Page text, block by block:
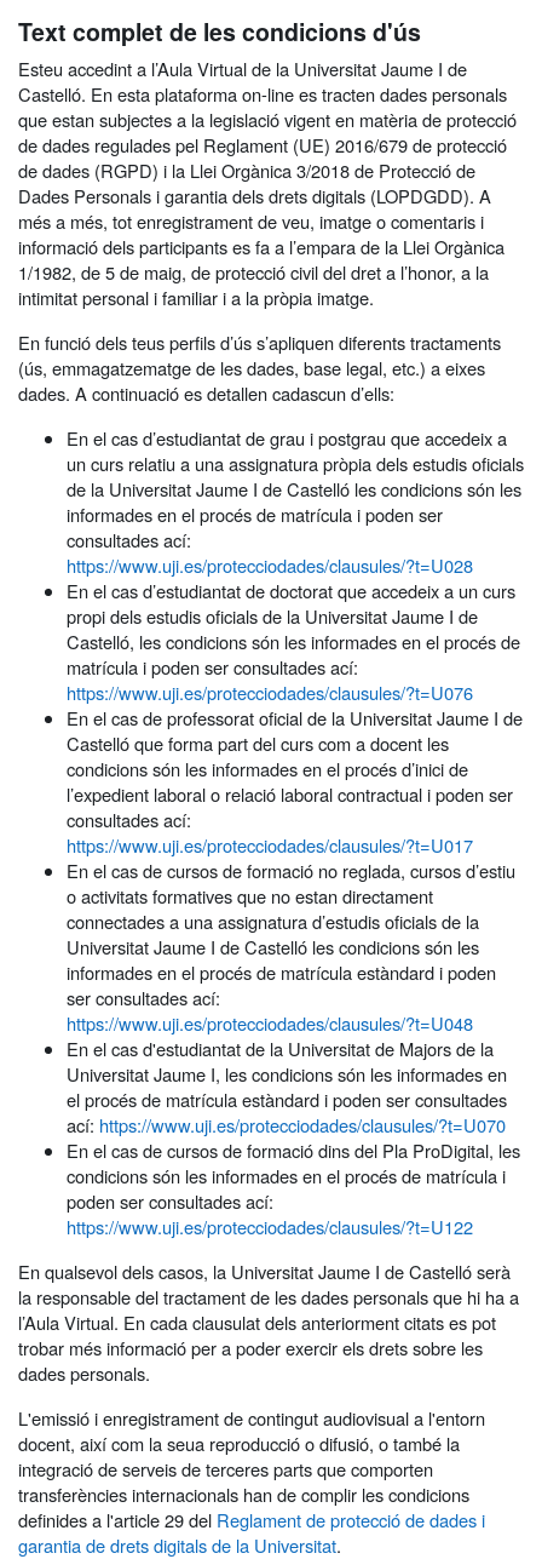
Text complet de les condicions d'ús
Esteu accedint a l’Aula Virtual de la Universitat Jaume I de
Castelló. En esta plataforma on-line es tracten dades personals
que estan subjectes a la legislació vigent en matèria de protecció
de dades regulades pel Reglament (UE) 2016/679 de protecció
de dades (RGPD) i la Llei Orgànica 3/2018 de Protecció de
Dades Personals i garantia dels drets digitals (LOPDGDD). A
més a més, tot enregistrament de veu, imatge o comentaris i
informació dels participants es fa a l’empara de la Llei Orgànica
1/1982, de 5 de maig, de protecció civil del dret a l’honor, a la
intimitat personal i familiar i a la pròpia imatge.
En funció dels teus perfils d’ús s’apliquen diferents tractaments
(ús, emmagatzematge de les dades, base legal, etc.) a eixes
dades. A continuació es detallen cadascun d’ells:
En el cas d’estudiantat de grau i postgrau que accedeix a
un curs relatiu a una assignatura pròpia dels estudis oficials
de la Universitat Jaume I de Castelló les condicions són les
informades en el procés de matrícula i poden ser
consultades ací:
https://www.uji.es/protecciodades/clausules/?t=U028
En el cas d’estudiantat de doctorat que accedeix a un curs
propi dels estudis oficials de la Universitat Jaume I de
Castelló, les condicions són les informades en el procés de
matrícula i poden ser consultades ací:
https://www.uji.es/protecciodades/clausules/?t=U076
En el cas de professorat oficial de la Universitat Jaume I de
Castelló que forma part del curs com a docent les
condicions són les informades en el procés d’inici de
l’expedient laboral o relació laboral contractual i poden ser
consultades ací:
https://www.uji.es/protecciodades/clausules/?t=U017
En el cas de cursos de formació no reglada, cursos d’estiu
o activitats formatives que no estan directament
connectades a una assignatura d’estudis oficials de la
Universitat Jaume I de Castelló les condicions són les
informades en el procés de matrícula estàndard i poden
ser consultades ací:
https://www.uji.es/protecciodades/clausules/?t=U048
En el cas d'estudiantat de la Universitat de Majors de la
Universitat Jaume I, les condicions són les informades en
el procés de matrícula estàndard i poden ser consultades
ací: https://www.uji.es/protecciodades/clausules/?t=U070
En el cas de cursos de formació dins del Pla ProDigital, les
condicions són les informades en el procés de matrícula i
poden ser consultades ací:
https://www.uji.es/protecciodades/clausules/?t=U122
En qualsevol dels casos, la Universitat Jaume I de Castelló serà
la responsable del tractament de les dades personals que hi ha a
l’Aula Virtual. En cada clausulat dels anteriorment citats es pot
trobar més informació per a poder exercir els drets sobre les
dades personals.
L'emissió i enregistrament de contingut audiovisual a l'entorn
docent, així com la seua reproducció o difusió, o també la
integració de serveis de terceres parts que comporten
transferències internacionals han de complir les condicions
definides a l'article 29 del Reglament de protecció de dades i
garantia de drets digitals de la Universitat.